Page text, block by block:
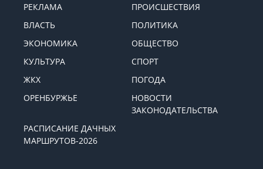
РЕКЛАМА
ПРОИСШЕСТВИЯ
ВЛАСТЬ
ПОЛИТИКА
ЭКОНОМИКА
ОБЩЕСТВО
КУЛЬТУРА
СПОРТ
ЖКХ
ПОГОДА
ОРЕНБУРЖЬЕ
НОВОСТИ
ЗАКОНОДАТЕЛЬСТВА
РАСПИСАНИЕ ДАЧНЫХ
МАРШРУТОВ-2026